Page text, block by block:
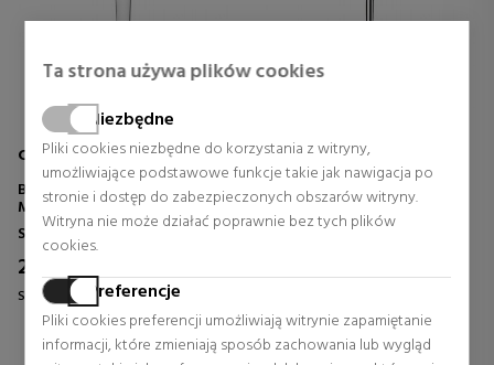
Ta strona używa plików cookies
Niezbędne
Pliki cookies niezbędne do korzystania z witryny,
umożliwiające podstawowe funkcje takie jak nawigacja po
stronie i dostęp do zabezpieczonych obszarów witryny.
Witryna nie może działać poprawnie bez tych plików
cookies.
Preferencje
Pliki cookies preferencji umożliwiają witrynie zapamiętanie
informacji, które zmieniają sposób zachowania lub wygląd
CLINIQUE
BROCHA PARA BASE DE
MAQUILLAJE
Szczoteczki
28,75 €
Stała cena 50,44 €
0 rewizje
CLINIQUE
BROCHA PARA SOMBRAS DE
OJOS
Szczoteczki
18,07 €
0 rewizje